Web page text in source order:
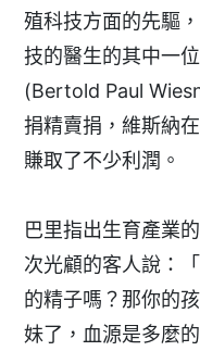
殖科技方面的先驅
技的醫生的其中一
(Bertold Paul
捐精賣捐，維斯納
賺取了不少利潤。
巴里指出生育產業
次光顧的客人說：
的精子嗎？那你的
妹了，血源是多麼